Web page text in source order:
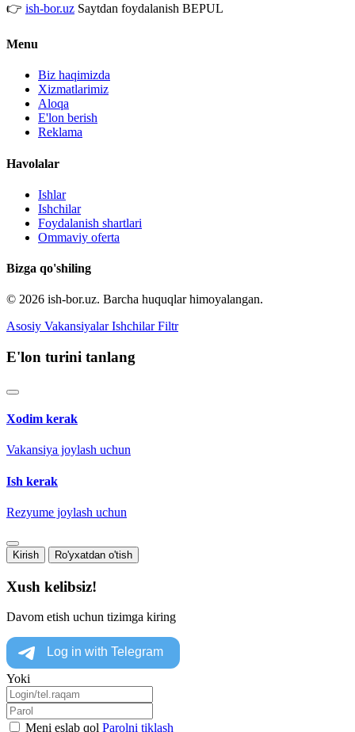
👉 ish-bor.uz Saytdan foydalanish BEPUL
Menu
Biz haqimizda
Xizmatlarimiz
Aloqa
E'lon berish
Reklama
Havolalar
Ishlar
Ishchilar
Foydalanish shartlari
Ommaviy oferta
Bizga qo'shiling
© 2026 ish-bor.uz. Barcha huquqlar himoyalangan.
Asosiy Vakansiyalar Ishchilar Filtr
E'lon turini tanlang
Xodim kerak
Vakansiya joylash uchun
Ish kerak
Rezyume joylash uchun
Kirish Ro'yxatdan o'tish
Xush kelibsiz!
Davom etish uchun tizimga kiring
Yoki
Meni eslab qol Parolni tiklash